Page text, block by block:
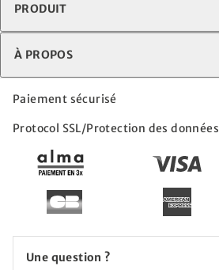
PRODUIT
À PROPOS
Paiement sécurisé
Protocol SSL/Protection des données
Une question ?